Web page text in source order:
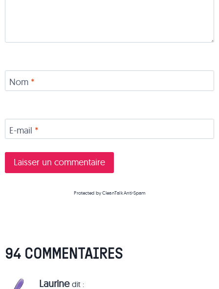
Nom *
E-mail *
Protected byCleanTalk Anti-Spam
94 COMMENTAIRES
Laurine dit :